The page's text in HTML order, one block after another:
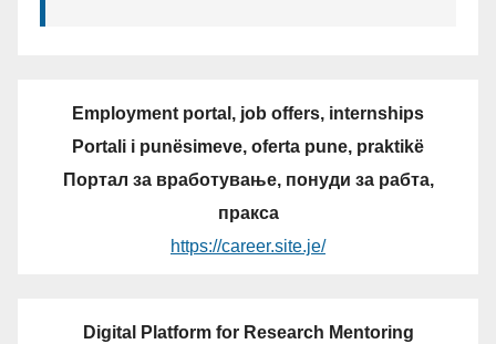
Employment portal, job offers, internships
Portali i punësimeve, oferta pune, praktikë
Портал за вработување, понуди за рабта,
пракса
https://career.site.je/
Digital Platform for Research Mentoring